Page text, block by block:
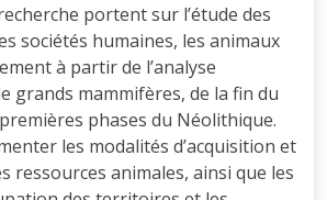
portent sur l’étude des
sociétés humaines, les animaux
à partir de l’analyse
grands mammifères, de la fin du
phases du Néolithique.
les modalités d’acquisition et
ressources animales, ainsi que les